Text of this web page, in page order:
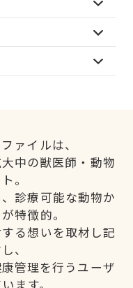
ァイルは、
中の獣医師・動物
。
診療可能な動物か
特徴的。
る想いを取材し記
、
管理を行うユーザ
ます。